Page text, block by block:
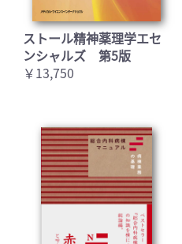
お買い物を続ける
ストール精神薬理学エセ
ンシャルズ 第5版
￥13,750